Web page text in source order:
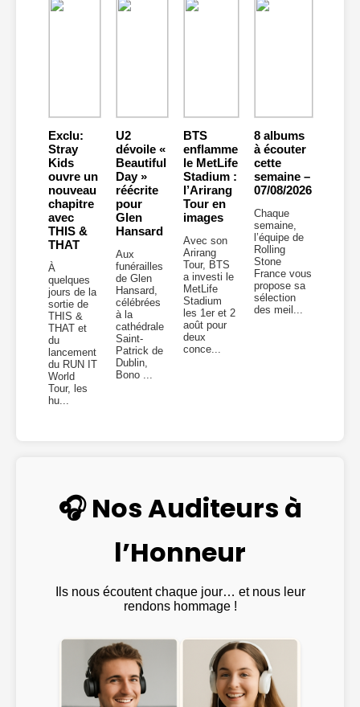
Exclu:
Stray
Kids
ouvre un
nouveau
chapitre
avec
THIS &
THAT
À
quelques
jours de la
sortie de
THIS &
THAT et
du
lancement
du RUN IT
World
Tour, les
hu...
U2
dévoile «
Beautiful
Day »
réécrite
pour
Glen
Hansard
Aux
funérailles
de Glen
Hansard,
célébrées
à la
cathédrale
Saint-
Patrick de
Dublin,
Bono ...
BTS
enflamme
le MetLife
Stadium :
l’Arirang
Tour en
images
Avec son
Arirang
Tour, BTS
a investi le
MetLife
Stadium
les 1er et 2
août pour
deux
conce...
8 albums
à écouter
cette
semaine –
07/08/2026
Chaque
semaine,
l’équipe de
Rolling
Stone
France vous
propose sa
sélection
des meil...
🎧 Nos Auditeurs à
l’Honneur
Ils nous écoutent chaque jour… et nous leur
rendons hommage !